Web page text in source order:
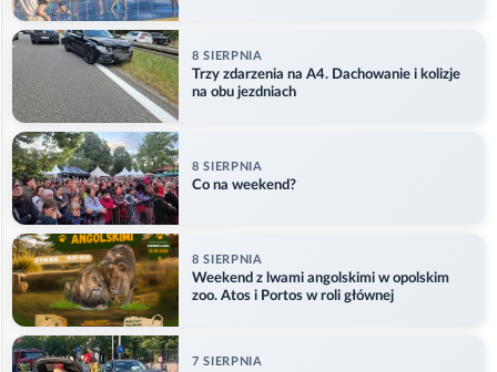
8 SIERPNIA
Trzy zdarzenia na A4. Dachowanie i kolizje
na obu jezdniach
8 SIERPNIA
Co na weekend?
8 SIERPNIA
Weekend z lwami angolskimi w opolskim
zoo. Atos i Portos w roli głównej
7 SIERPNIA